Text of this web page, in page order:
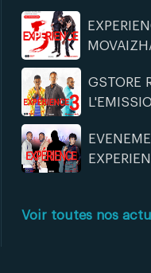
GSTORE
Voir toutes nos